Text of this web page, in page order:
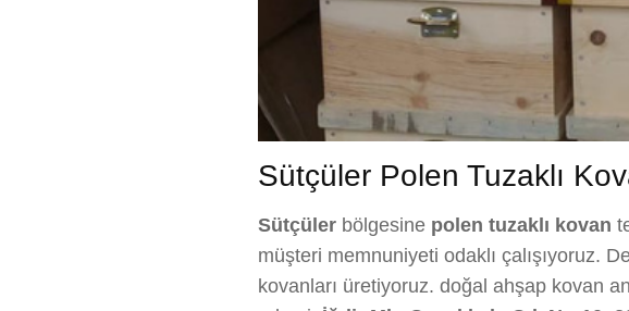
Sütçüler Polen Tuzaklı
Sütçüler bölgesine polen tuzaklı kovan
müşteri memnuniyeti odaklı çalışıyoruz.
kovanları üretiyoruz. doğal ahşap kovan